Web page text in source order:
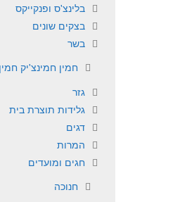
בלינצ'ס ופנקייקס
בצקים שונים
בשר
חמין חמינצ'יק
גזר
גלידות תוצרת בית
דגים
המרות
חגים ומועדים
חנוכה